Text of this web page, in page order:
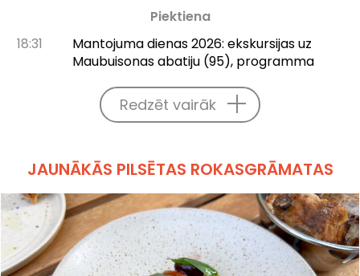
Piektiena
18:31
Mantojuma dienas 2026: ekskursijas uz
Maubuisonas abatiju (95), programma
Redzēt vairāk
JAUNĀKĀS PILSĒTAS ROKASGRĀMATAS